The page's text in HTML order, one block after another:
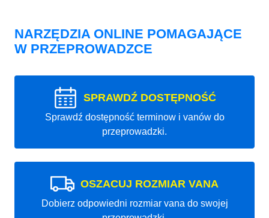
NARZĘDZIA ONLINE POMAGAJĄCE
W PRZEPROWADZCE
SPRAWDŹ DOSTĘPNOŚĆ
Sprawdź dostępność terminow i vanów do
przeprowadzki.
OSZACUJ ROZMIAR VANA
Dobierz odpowiedni rozmiar vana do swojej